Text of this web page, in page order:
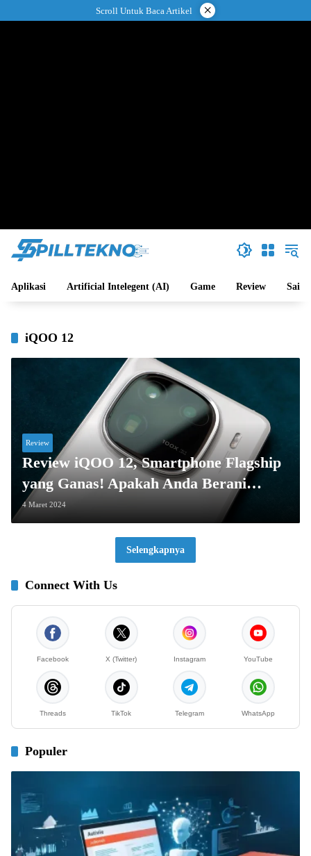
ke
Scroll Untuk Baca Artikel ×
Aplikasi Artificial Intelegent (AI) Game Review Sains
iQOO 12
Review
Review iQOO 12, Smartphone Flagship
yang Ganas! Apakah Anda Berani
Mencobanya?
4 Maret 2024
Selengkapnya
Connect With Us
Facebook X (Twitter) Instagram YouTube
Threads TikTok Telegram WhatsApp
Populer